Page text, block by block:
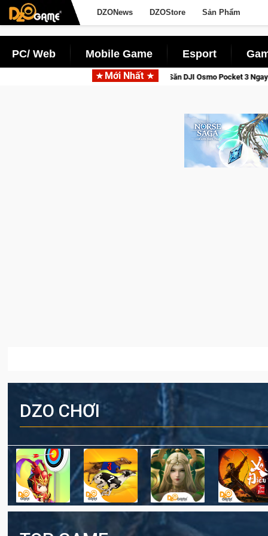
DZONews DZOStore Sản Phẩm
PC/ Web Mobile Game Esport
Mới Nhất
Cửu Giới Thức Tỉnh, Săn DJI Osmo Pocket 3 Ngay Hôm Nay
DZO CHƠI